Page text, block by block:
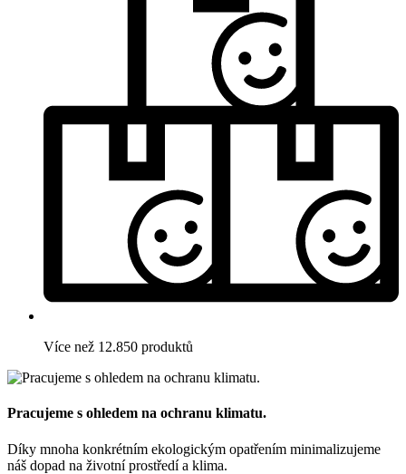
Více než 12.850 produktů
Pracujeme s ohledem na ochranu klimatu.
Díky mnoha konkrétním ekologickým opatřením minimalizujeme
náš dopad na životní prostředí a klima.